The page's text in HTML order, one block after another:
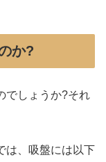
か?
でしょうか?それ
は、吸盤には以下